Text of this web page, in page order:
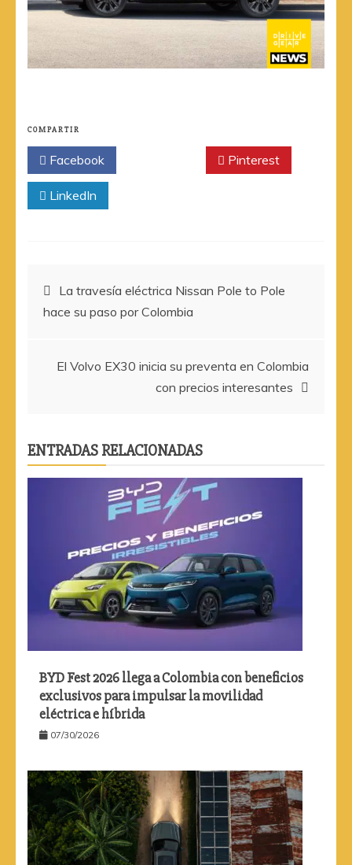
COMPARTIR
Facebook Pinterest
LinkedIn
Navegación
de
entradas
La travesía eléctrica Nissan Pole to Pole
hace su paso por Colombia
El Volvo EX30 inicia su preventa en Colombia
con precios interesantes
ENTRADAS RELACIONADAS
BYD Fest 2026 llega a Colombia con beneficios
exclusivos para impulsar la movilidad
eléctrica e híbrida
07/30/2026